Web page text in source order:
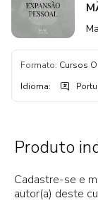
Formato: Cursos
Idioma:
Produto
Cadastre-se e
autor(a) deste